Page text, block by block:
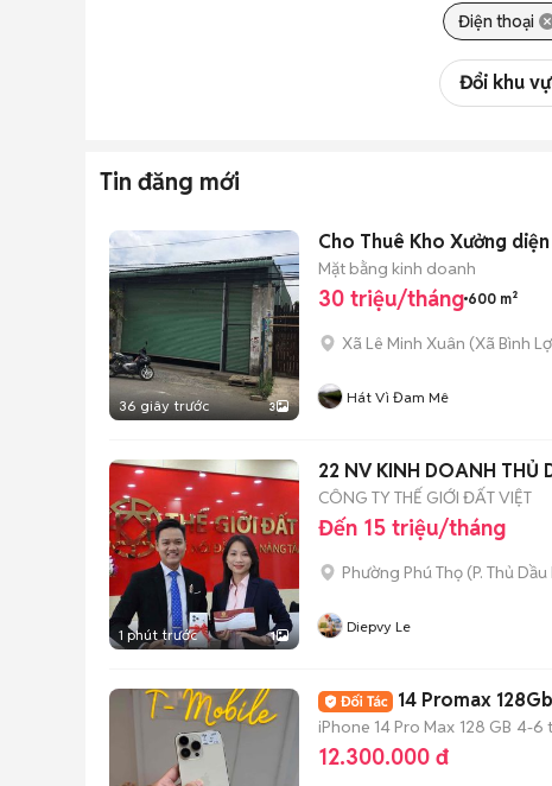
Điện thoại
Đổi khu
Tin đăng mới
36 giây trước 3
Cho Thuê Kho Xưởng
Mặt bằng kinh doanh
30 triệu/tháng 600 m²
Xã Lê Minh Xuân (Xã Bình
Hát Vì Đam Mê
1 phút trước 1
22 NV KINH DOANH THỦ
CÔNG TY THẾ GIỚI ĐẤT VIỆT
Đến 15 triệu/tháng
Phường Phú Thọ (P. Thủ
Diepvy Le
14 Promax
iPhone 14 Pro Max 128 GB 4-6
12.300.000 đ